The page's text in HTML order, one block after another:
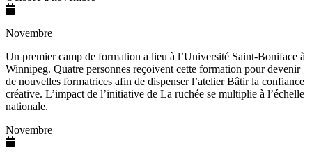
Novembre
Un premier camp de formation a lieu à l’Université Saint-Boniface à
Winnipeg. Quatre personnes reçoivent cette formation pour devenir
de nouvelles formatrices afin de dispenser l’atelierBâtir la confiance
créative. L’impact de l’initiative de La ruchée se multiplie à l’échelle
nationale.
Novembre